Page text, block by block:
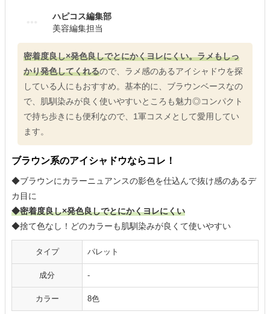
ハピコス編集部
美容編集担当
密着度良し×発色良しでとにかくヨレにくい。ラメもしっ
かり発色してくれるので、ラメ感のあるアイシャドウを探
している人にもおすすめ。基本的に、ブラウンベースなの
で、肌馴染みが良く使いやすいところも魅力◎コンパクト
で持ち歩きにも便利なので、1軍コスメとして愛用してい
ます。
ブラウン系のアイシャドウならコレ！
◆ブラウンにカラーニュアンスの影色を仕込んで抜け感のあるデ
カ目に
◆密着度良し×発色良しでとにかくヨレにくい
◆捨て色なし！どのカラーも肌馴染みが良くて使いやすい
タイプ パレット
成分 -
カラー 8色